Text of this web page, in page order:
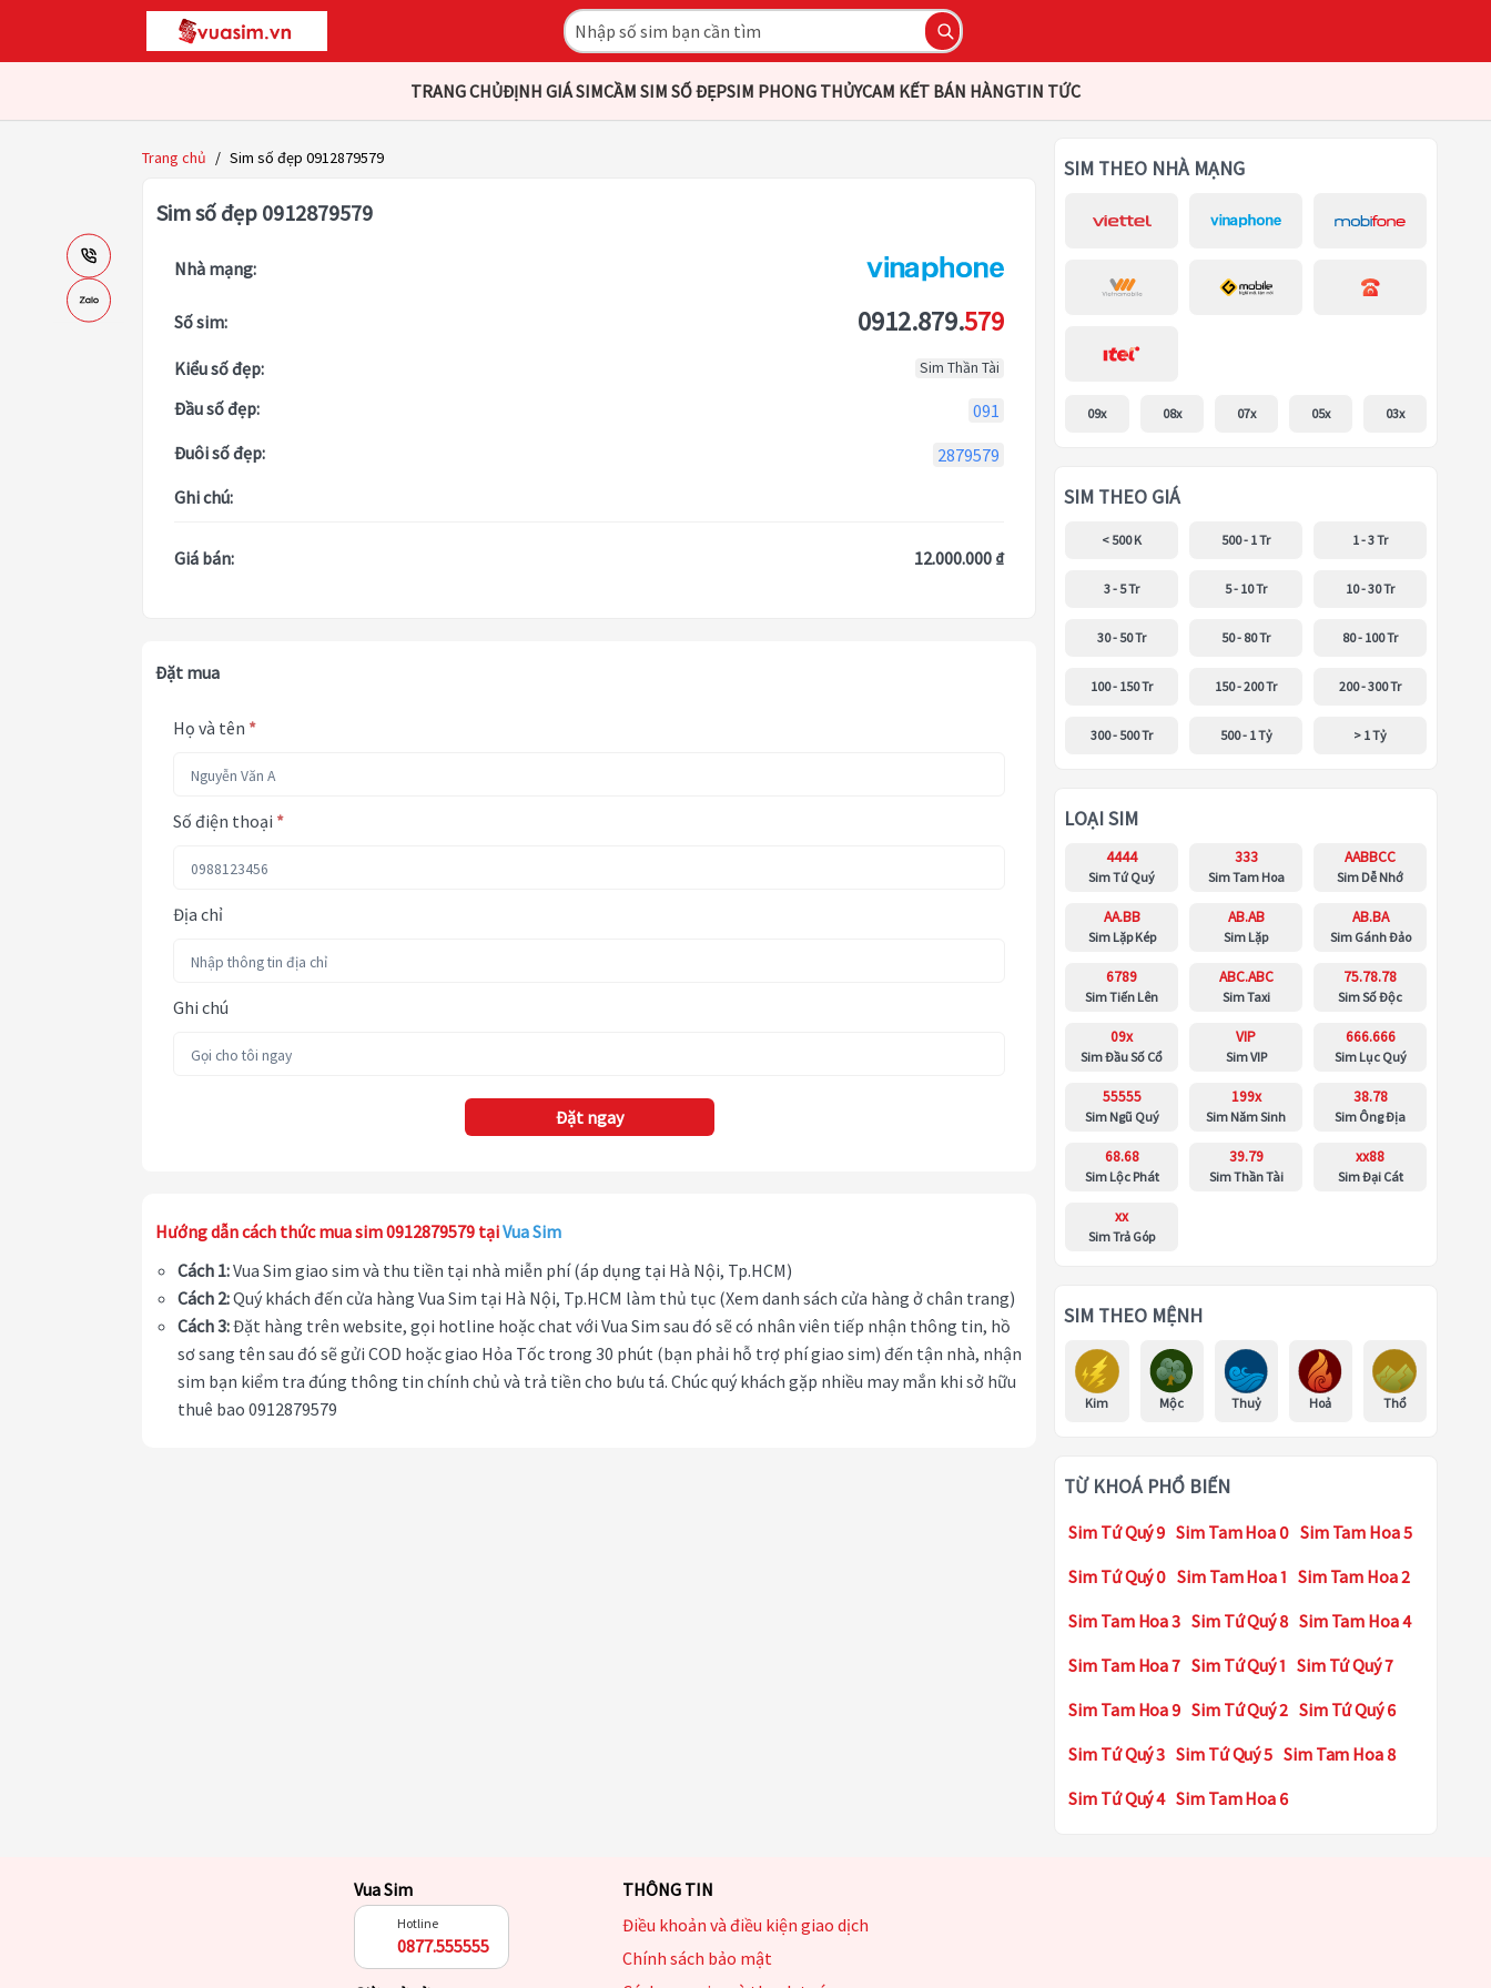
TRANG CHỦĐỊNH GIÁ SIMCẦM SIM SỐ ĐẸPSIM PHONG THỦYCAM KẾT BÁN HÀNGTIN TỨC
Trang chủ / Sim số đẹp 0912879579
Sim số đẹp 0912879579
Nhà mạng:
Số sim: 0912.879.579
Kiểu số đẹp: Sim Thần Tài
Đầu số đẹp:
091
Đuôi số đẹp:
2879579
Ghi chú:
Giá bán: 12.000.000 ₫
Đặt mua
Họ và tên *
Số điện thoại *
Địa chỉ
Ghi chú
Đặt ngay
Hướng dẫn cách thức mua sim 0912879579 tạiVua Sim
Cách 1:Vua Sim giao sim và thu tiền tại nhà miễn phí (áp dụng tại Hà Nội, Tp.HCM)
Cách 2:Quý khách đến cửa hàng Vua Sim tại Hà Nội, Tp.HCM làm thủ tục (Xem danh sách cửa hàng ở chân trang)
Cách 3:Đặt hàng trên website, gọi hotline hoặc chat với Vua Sim sau đó sẽ có nhân viên tiếp nhận thông tin, hồ
sơ sang tên sau đó sẽ gửi COD hoặc giao Hỏa Tốc trong 30 phút (bạn phải hỗ trợ phí giao sim) đến tận nhà, nhận
sim bạn kiểm tra đúng thông tin chính chủ và trả tiền cho bưu tá. Chúc quý khách gặp nhiều may mắn khi sở hữu
thuê bao 0912879579
SIM THEO NHÀ MẠNG
09x 08x 07x 05x 03x
SIM THEO GIÁ
< 500 K 500 - 1 Tr 1 - 3 Tr
3 - 5 Tr 5 - 10 Tr 10 - 30 Tr
30 - 50 Tr 50 - 80 Tr 80 - 100 Tr
100 - 150 Tr 150 - 200 Tr 200 - 300 Tr
300 - 500 Tr 500 - 1 Tỷ > 1 Tỷ
LOẠI SIM
4444
Sim Tứ Quý
333
Sim Tam Hoa
AABBCC
Sim Dễ Nhớ
AA.BB
Sim Lặp Kép
AB.AB
Sim Lặp
AB.BA
Sim Gánh Đảo
6789
Sim Tiến Lên
ABC.ABC
Sim Taxi
75.78.78
Sim Số Độc
09x
Sim Đầu Số Cổ
VIP
Sim VIP
666.666
Sim Lục Quý
55555
Sim Ngũ Quý
199x
Sim Năm Sinh
38.78
Sim Ông Địa
68.68
Sim Lộc Phát
39.79
Sim Thần Tài
xx88
Sim Đại Cát
xx
Sim Trả Góp
SIM THEO MỆNH
Kim Mộc Thuỷ Hoả Thổ
TỪ KHOÁ PHỔ BIẾN
Sim Tứ Quý 9 Sim Tam Hoa 0 Sim Tam Hoa 5
Sim Tứ Quý 0 Sim Tam Hoa 1 Sim Tam Hoa 2
Sim Tam Hoa 3 Sim Tứ Quý 8 Sim Tam Hoa 4
Sim Tam Hoa 7 Sim Tứ Quý 1 Sim Tứ Quý 7
Sim Tam Hoa 9 Sim Tứ Quý 2 Sim Tứ Quý 6
Sim Tứ Quý 3 Sim Tứ Quý 5 Sim Tam Hoa 8
Sim Tứ Quý 4 Sim Tam Hoa 6
Vua Sim
Hotline
0877.555555
THÔNG TIN
Điều khoản và điều kiện giao dịch
Chính sách bảo mật